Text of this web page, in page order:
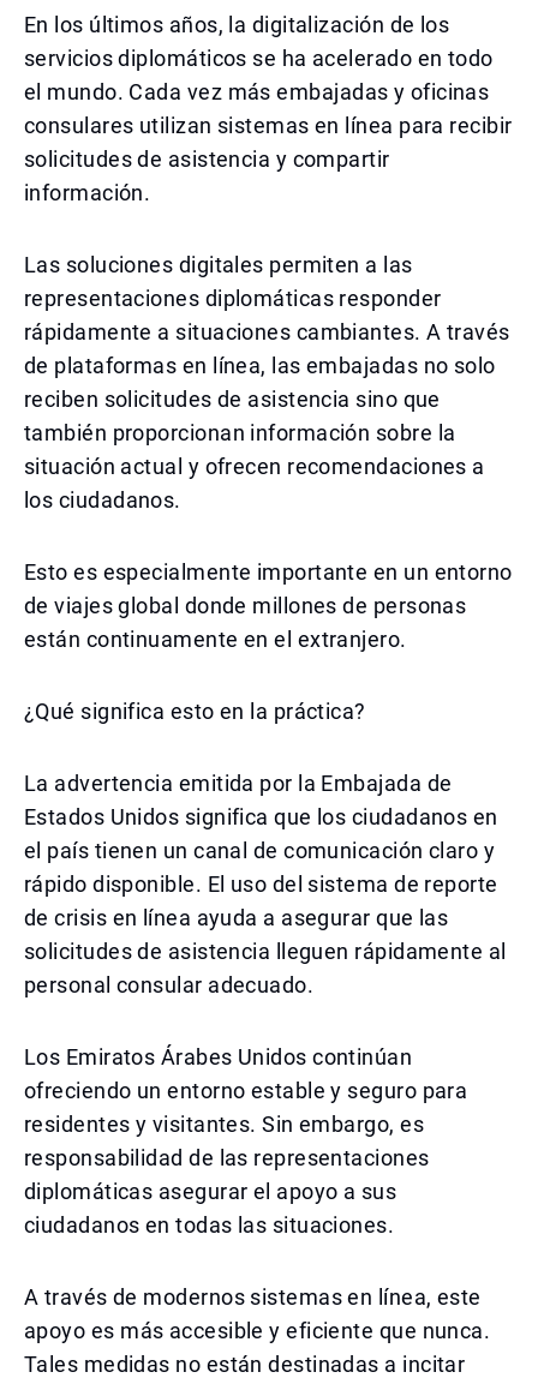
En los últimos años, la digitalización de los
servicios diplomáticos se ha acelerado en todo
el mundo. Cada vez más embajadas y oficinas
consulares utilizan sistemas en línea para recibir
solicitudes de asistencia y compartir
información.
Las soluciones digitales permiten a las
representaciones diplomáticas responder
rápidamente a situaciones cambiantes. A través
de plataformas en línea, las embajadas no solo
reciben solicitudes de asistencia sino que
también proporcionan información sobre la
situación actual y ofrecen recomendaciones a
los ciudadanos.
Esto es especialmente importante en un entorno
de viajes global donde millones de personas
están continuamente en el extranjero.
¿Qué significa esto en la práctica?
La advertencia emitida por la Embajada de
Estados Unidos significa que los ciudadanos en
el país tienen un canal de comunicación claro y
rápido disponible. El uso del sistema de reporte
de crisis en línea ayuda a asegurar que las
solicitudes de asistencia lleguen rápidamente al
personal consular adecuado.
Los Emiratos Árabes Unidos continúan
ofreciendo un entorno estable y seguro para
residentes y visitantes. Sin embargo, es
responsabilidad de las representaciones
diplomáticas asegurar el apoyo a sus
ciudadanos en todas las situaciones.
A través de modernos sistemas en línea, este
apoyo es más accesible y eficiente que nunca.
Tales medidas no están destinadas a incitar